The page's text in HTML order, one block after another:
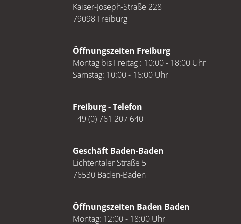
Kaiser-Joseph-Straße 228
79098 Freiburg
Öffnungszeiten Freiburg
Montag bis Freitag : 10:00 - 18:00 Uhr
Samstag: 10:00 - 16:00 Uhr
Freiburg - Telefon
+49 (0) 761 207 640
Geschäft Baden-Baden
Lichtentaler Straße 5
76530 Baden-Baden
Öffnungszeiten Baden Baden
Montag: 12:00 - 18:00 Uhr